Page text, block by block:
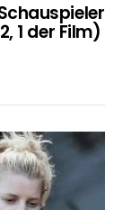
1 der Film)